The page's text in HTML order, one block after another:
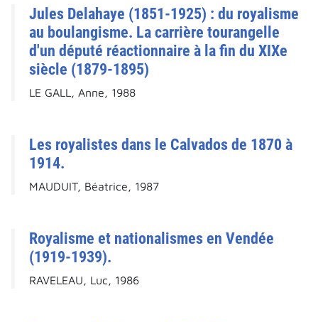
Jules Delahaye (1851-1925) : du royalisme
au boulangisme. La carrière tourangelle
d'un député réactionnaire à la fin du XIXe
siècle (1879-1895)
LE GALL, Anne, 1988
Les royalistes dans le Calvados de 1870 à
1914.
MAUDUIT, Béatrice, 1987
Royalisme et nationalismes en Vendée
(1919-1939).
RAVELEAU, Luc, 1986